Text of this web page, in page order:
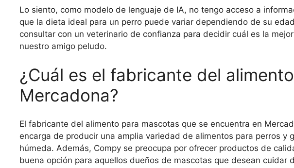
Lo siento, como modelo de lenguaje de IA, no tengo acceso a
que la dieta ideal para un perro puede variar dependiendo de su
consultar con un veterinario de confianza para decidir cuál es la
nuestro amigo peludo.
¿Cuál es el fabricante del
Mercadona?
El fabricante del alimento para mascotas que se encuentra en
encarga de producir una amplia variedad de alimentos para perros y
húmeda. Además, Compy se preocupa por ofrecer productos de
buena opción para aquellos dueños de mascotas que desean cuidar